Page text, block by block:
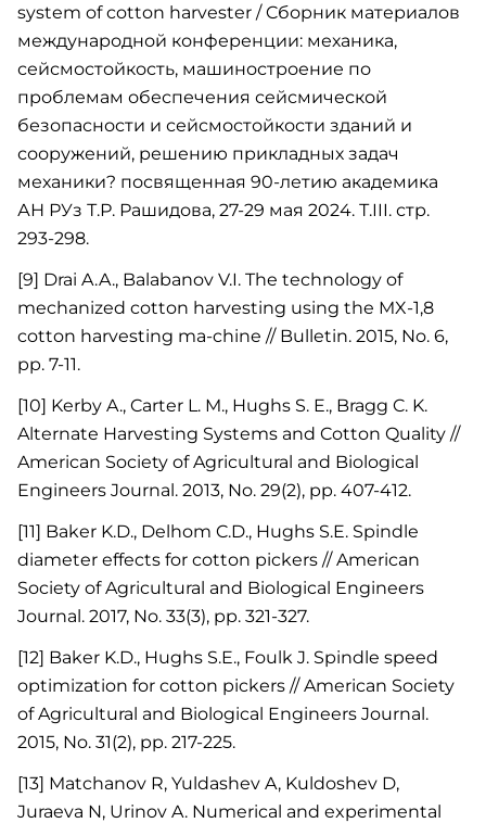
system of cotton harvester / Cборник материалов
международной конференции: механика,
сейсмостойкость, машиностроение по
проблемам обеспечения сейсмической
безопасности и сейсмостойкости зданий и
сооружений, решению прикладных задач
механики? посвященная 90-летию академика
АН РУз Т.Р. Рашидова, 27-29 мая 2024. Т.III. стр.
293-298.
[9] Drai A.A., Balabanov V.I. The technology of
mechanized cotton harvesting using the MX-1,8
cotton harvesting ma-chine // Bulletin. 2015, No. 6,
pp. 7-11.
[10] Kerby A., Carter L. M., Hughs S. E., Bragg C. K.
Alternate Harvesting Systems and Cotton Quality //
American Society of Agricultural and Biological
Engineers Journal. 2013, No. 29(2), pp. 407-412.
[11] Baker K.D., Delhom C.D., Hughs S.E. Spindle
diameter effects for cotton pickers // American
Society of Agricultural and Biological Engineers
Journal. 2017, No. 33(3), pp. 321-327.
[12] Baker K.D., Hughs S.E., Foulk J. Spindle speed
optimization for cotton pickers // American Society
of Agricultural and Biological Engineers Journal.
2015, No. 31(2), pp. 217-225.
[13] Matchanov R, Yuldashev A, Kuldoshev D,
Juraeva N, Urinov A. Numerical and experimental